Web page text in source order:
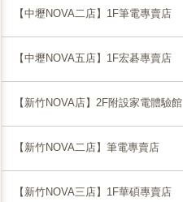
【中壢NOVA二店】1F筆電專賣店
【中壢NOVA五店】1F宏碁專賣店
【新竹NOVA店】2F附設家電體驗館
【新竹NOVA二店】筆電專賣店
【新竹NOVA三店】1F華碩專賣店